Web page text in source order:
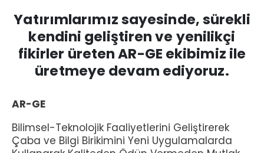
Yatırımlarımız sayesinde, sürekli
kendini geliştiren ve yenilikçi
fikirler üreten AR-GE ekibimiz ile
üretmeye devam ediyoruz.
AR-GE
Bilimsel-Teknolojik Faaliyetlerini Geliştirerek
Çaba ve Bilgi Birikimini Yeni Uygulamalarda